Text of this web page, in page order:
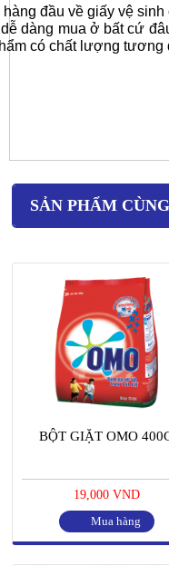
đầu về giấy vệ
dàng mua ở bất cứ
có chất lượng tương
SẢN PHẨM
BỘT GIẶT OMO
19,000 VND
Mua hàng